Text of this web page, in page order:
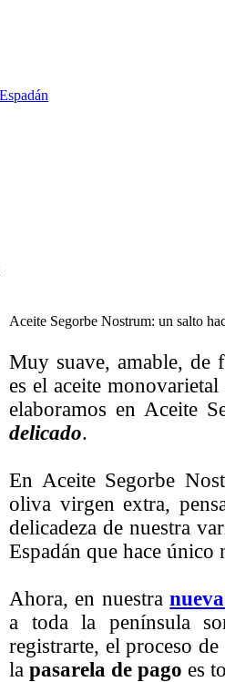
Aceite Segorbe Nostrum: un salto
Muy suave, amable, de
es el aceite
elaboramos en Aceite
delicado.
En Aceite Segorbe
oliva virgen extra,
delicadeza de nuestra
Espadán que hace
Ahora, en nuestra
a toda la península
registrarte, el proceso
la pasarela de pago es